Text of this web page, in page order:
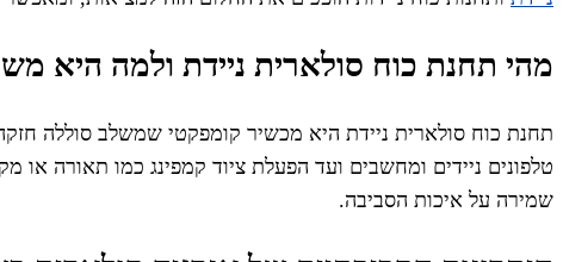
מהי תחנת כוח סולארית ניידת ולמה היא
תחנת כוח סולארית ניידת היא מכשיר קומפקטי שמשלב סוללה
טלפונים ניידים ומחשבים ועד הפעלת ציוד קמפינג כמו תאורה
שמירה על איכות הסביבה.